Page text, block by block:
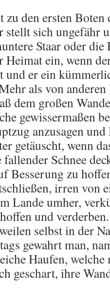
den ersten Boten
stellt sich ungefähr
Staar oder
Heimat ein, wenn
und er ein
als von
dem großen
gewissermaßen
anzusagen
getäuscht, wenn
Schnee
Besserung zu
irren von
Lande umher,
und
selbst in der
gewahrt man,
Haufen, welche
geschart, ihre